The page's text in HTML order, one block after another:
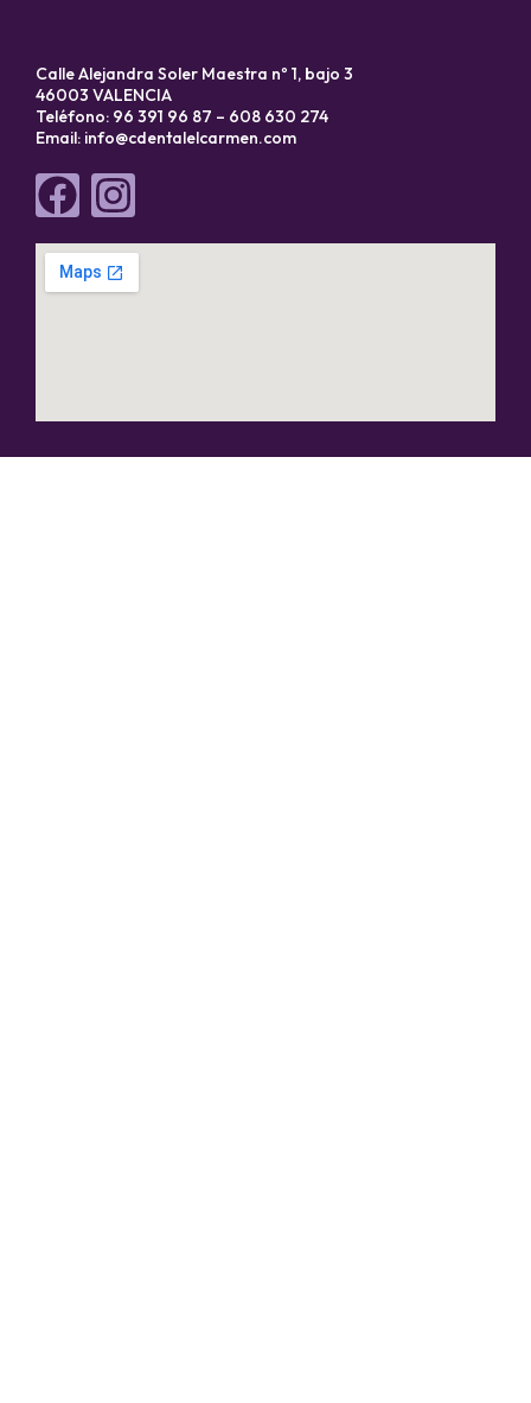
Calle Alejandra Soler Maestra nº 1, bajo 3
46003 VALENCIA
Teléfono: 96 391 96 87 – 608 630 274
Email: info@cdentalelcarmen.com